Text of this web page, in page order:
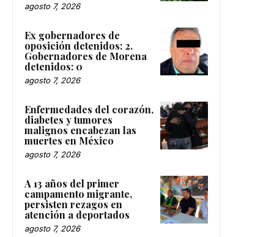
agosto 7, 2026
Ex gobernadores de
oposición detenidos: 2.
Gobernadores de Morena
detenidos: 0
agosto 7, 2026
Enfermedades del corazón,
diabetes y tumores
malignos encabezan las
muertes en México
agosto 7, 2026
A 13 años del primer
campamento migrante,
persisten rezagos en
atención a deportados
agosto 7, 2026